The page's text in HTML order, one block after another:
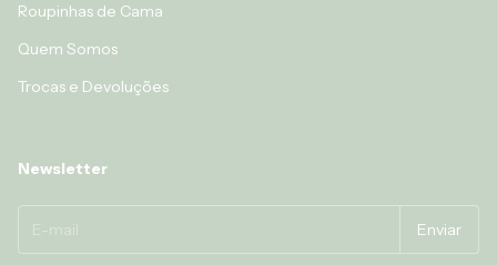
Roupinhas de Cama
Quem Somos
Trocas e Devoluções
Newsletter